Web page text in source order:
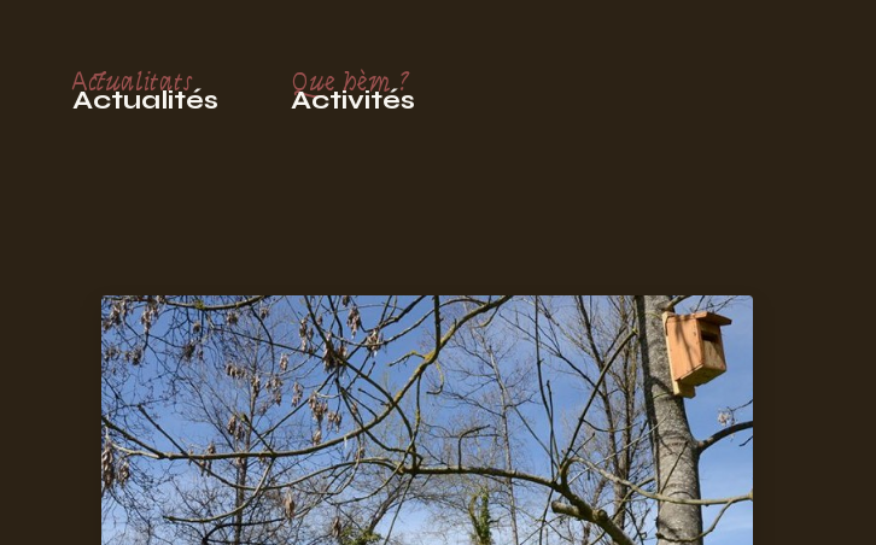
Actualitats
Actualités
Que hèm ?
Activités